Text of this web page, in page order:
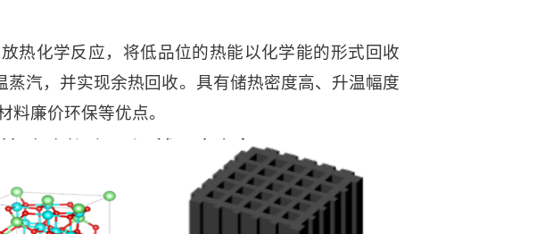
热化学反应，将低品位的热能以化学能的形式回收
汽，并实现余热回收。具有储热密度高、升温幅度
料廉价环保等优点。